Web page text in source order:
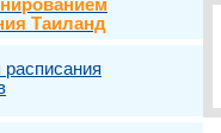
Таиланд